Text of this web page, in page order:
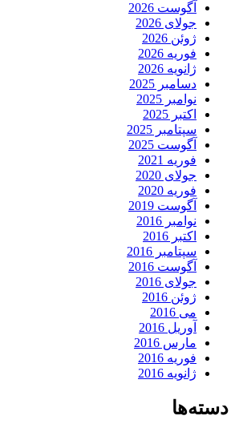
آگوست 2026
جولای 2026
ژوئن 2026
فوریه 2026
ژانویه 2026
دسامبر 2025
نوامبر 2025
اکتبر 2025
سپتامبر 2025
آگوست 2025
فوریه 2021
جولای 2020
فوریه 2020
آگوست 2019
نوامبر 2016
اکتبر 2016
سپتامبر 2016
آگوست 2016
جولای 2016
ژوئن 2016
می 2016
آوریل 2016
مارس 2016
فوریه 2016
ژانویه 2016
دسته‌ها